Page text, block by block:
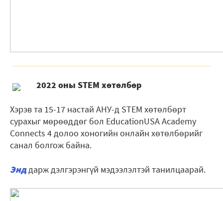
2022 оны STEM хөтөлбөр
Хэрэв та 15-17 настай АНУ-д STEM хөтөлбөрт
сурахыг мөрөөддөг бол EducationUSA Academy
Connects 4 долоо хоногийн онлайн хөтөлбөрийг
санал болгож байна.
Энддарж дэлгэрэнгүй мэдээлэлтэй танилцаарай.